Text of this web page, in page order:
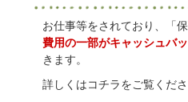
お仕事等をされており、「
費用の一部がキャッシュバ
きます。
詳しくはコチラをご覧くださ